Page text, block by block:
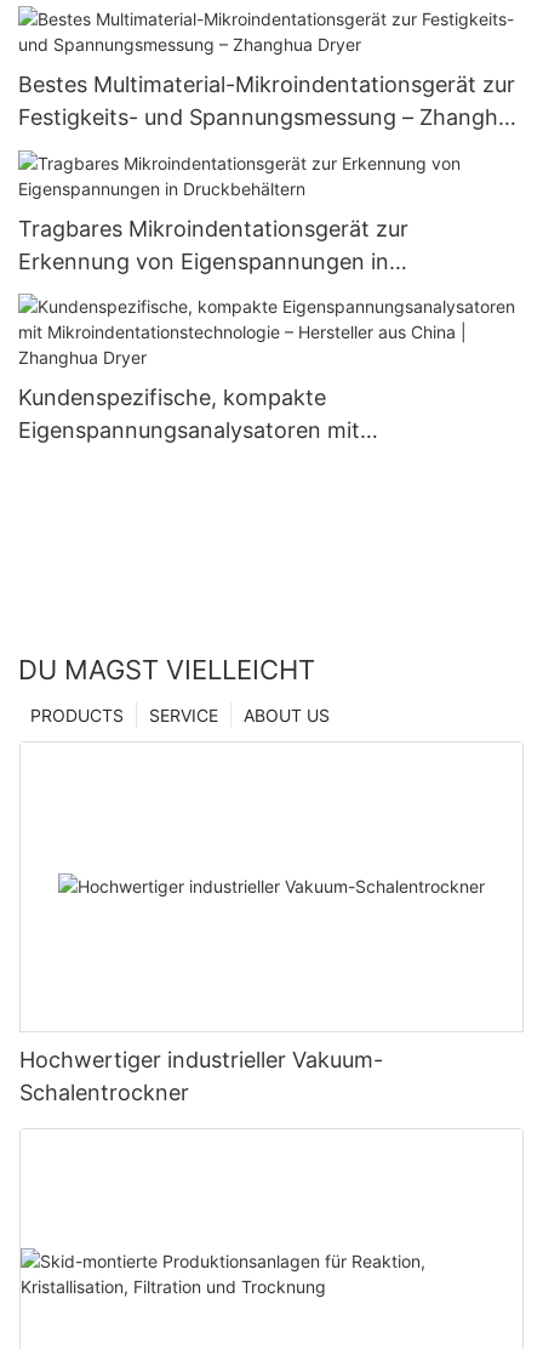
Mikroindentation
Bestes Multimaterial-Mikroindentationsgerät zur
Festigkeits- und Spannungsmessung – Zhanghua
Dryer
Tragbares Mikroindentationsgerät zur
Erkennung von Eigenspannungen in
Druckbehältern
Kundenspezifische, kompakte
Eigenspannungsanalysatoren mit
DU MAGST VIELLEICHT
ABOUT US
SERVICE
PRODUCTS
Hochwertiger industrieller Vakuum-
Schalentrockner